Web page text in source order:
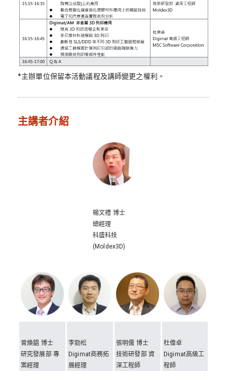
*主辦單位保留本活動議程及講師變更之權利。
主講者介紹
楊文禮 博士
總經理
科盛科技
(Moldex3D)
曾煥錩 博士
研究發展部 專
案經理
李勁松
Digimat商務拓
展經理
張明儒 博士
技術研發部 資
深工程師
杜偉卓
Digimat高級工
程師